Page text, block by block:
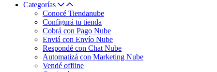
Categorías
Conocé Tiendanube
Configurá tu tienda
Cobrá con Pago Nube
Enviá con Envío Nube
Respondé con Chat Nube
Automatizá con Marketing Nube
Vendé offline